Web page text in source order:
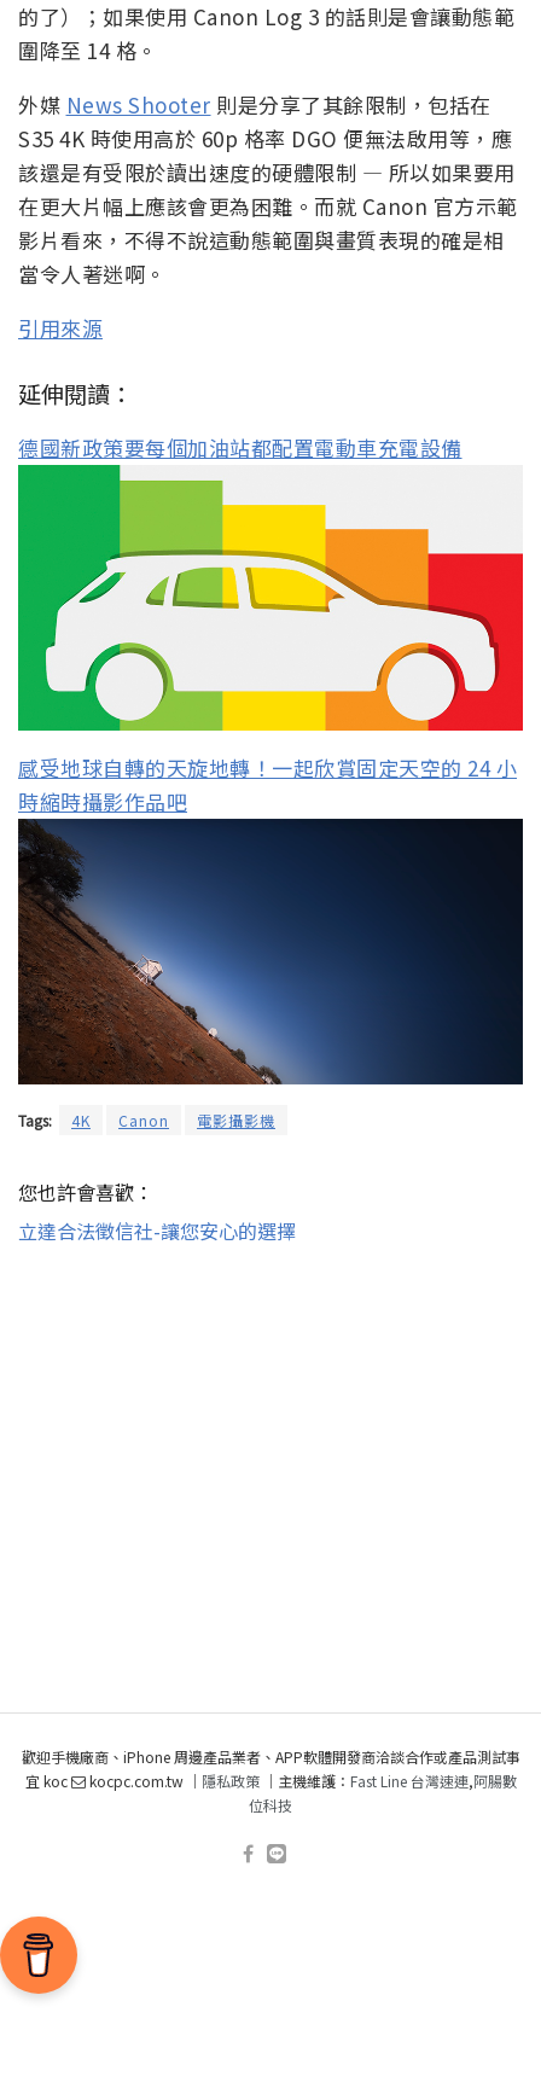
的了）；如果使用 Canon Log 3 的話則是會讓動態範
圍降至 14 格。
外媒 News Shooter 則是分享了其餘限制，包括在
S35 4K 時使用高於 60p 格率 DGO 便無法啟用等，應
該還是有受限於讀出速度的硬體限制 — 所以如果要用
在更大片幅上應該會更為困難。而就 Canon 官方示範
影片看來，不得不說這動態範圍與畫質表現的確是相
當令人著迷啊。
引用來源
延伸閱讀：
德國新政策要每個加油站都配置電動車充電設備
感受地球自轉的天旋地轉！一起欣賞固定天空的 24 小
時縮時攝影作品吧
Tags: 4K Canon 電影攝影機
您也許會喜歡：
立達合法徵信社-讓您安心的選擇
歡迎手機廠商、iPhone 周邊產品業者、APP軟體開發商洽談合作或產品測試事
宜 koc
kocpc.com.tw ｜ 隱私政策｜主機維護： Fast Line 台灣速連,阿腸數
位科技